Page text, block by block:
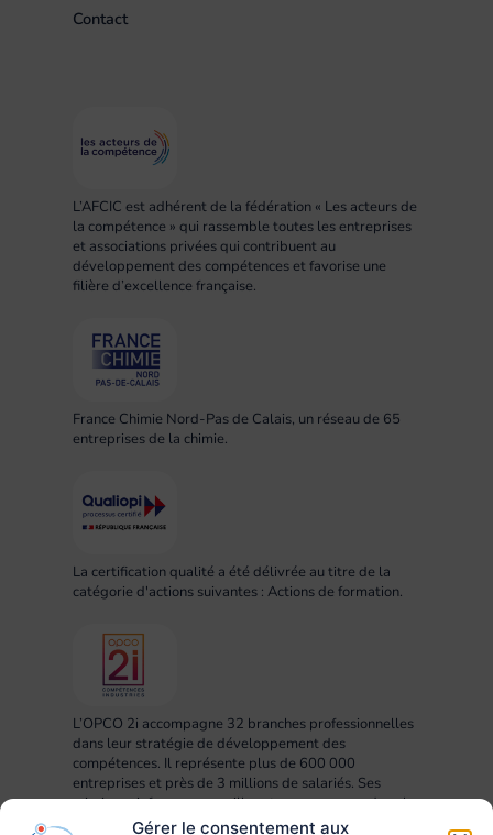
Gérer le consentement aux
Contact
L’AFCIC est adhérent de la fédération « Les acteurs de
la compétence » qui rassemble toutes les entreprises
et associations privées qui contribuent au
développement des compétences et favorise une
filière d’excellence française.
France Chimie Nord-Pas de Calais, un réseau de 65
entreprises de la chimie.
La certification qualité a été délivrée au titre de la
catégorie d'actions suivantes : Actions de formation.
L’OPCO 2i accompagne 32 branches professionnelles
dans leur stratégie de développement des
compétences. Il représente plus de 600 000
entreprises et près de 3 millions de salariés. Ses
missions : informer, conseiller et accompagner dans la
mise en œuvre des projets RH, compétences,